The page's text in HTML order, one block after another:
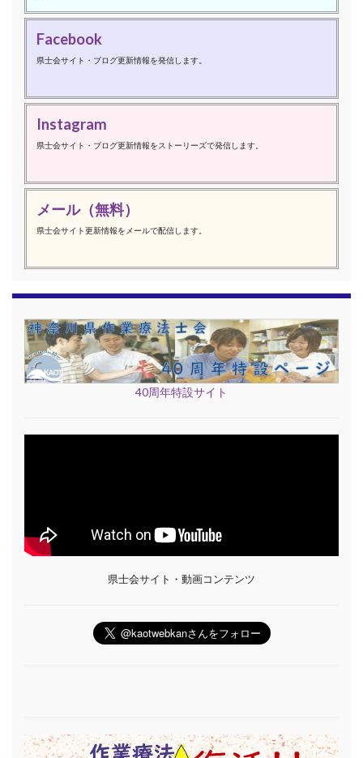
Facebook
県士会サイト・ブログ更新情報を発信します。
Instagram
県士会サイト・ブログ更新情報をストーリーズで発信します。
メール（無料）
県士会サイト更新情報をメールで配信します。
40周年特設サイト
県士会サイト・動画コンテンツ